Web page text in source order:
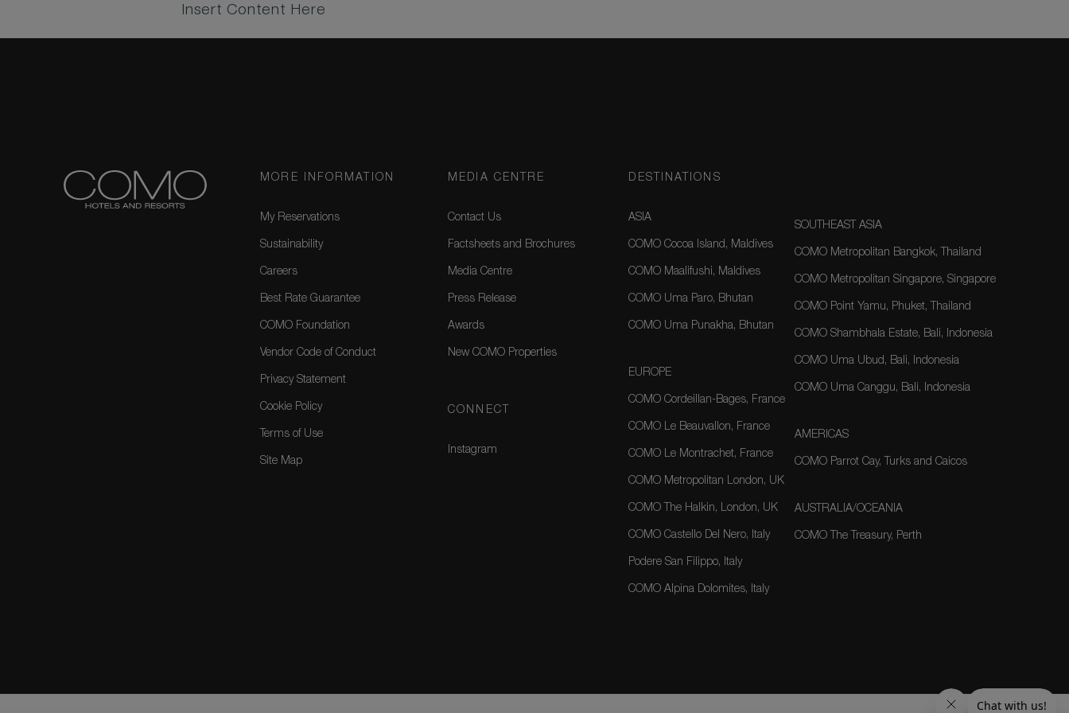
Insert Content Here
MORE INFORMATION
My Reservations
Sustainability
Careers
Best Rate Guarantee
COMO Foundation
Vendor Code of Conduct
Privacy Statement
Cookie Policy
Terms of Use
Site Map
MEDIA CENTRE
Contact Us
Factsheets and Brochures
Media Centre
Press Release
Awards
New COMO Properties
CONNECT
Instagram
DESTINATIONS
ASIA
COMO Cocoa Island, Maldives
COMO Maalifushi, Maldives
COMO Uma Paro, Bhutan
COMO Uma Punakha, Bhutan
EUROPE
COMO Cordeillan-Bages, France
COMO Le Beauvallon, France
COMO Le Montrachet, France
COMO Metropolitan London, UK
COMO The Halkin, London, UK
COMO Castello Del Nero, Italy
Podere San Filippo, Italy
COMO Alpina Dolomites, Italy
SOUTHEAST ASIA
COMO Metropolitan Bangkok, Thailand
COMO Metropolitan Singapore, Singapore
COMO Point Yamu, Phuket, Thailand
COMO Shambhala Estate, Bali, Indonesia
COMO Uma Ubud, Bali, Indonesia
COMO Uma Canggu, Bali, Indonesia
AMERICAS
COMO Parrot Cay, Turks and Caicos
AUSTRALIA/OCEANIA
COMO The Treasury, Perth